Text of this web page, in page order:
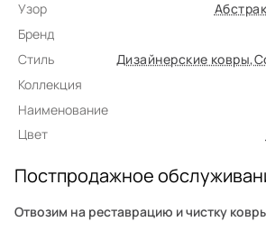
Узор
Бренд
Стиль
Дизайнерские ковры,
Коллекция
Наименование
Цвет
Постпродажное
Отвозим на реставрацию и чистку